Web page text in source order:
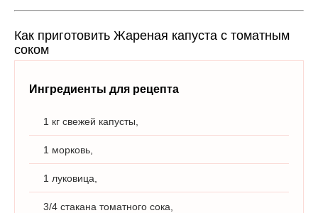
Как приготовить Жареная капуста с томатным
соком
Ингредиенты для рецепта
1 кг свежей капусты,
1 морковь,
1 луковица,
3/4 стакана томатного сока,